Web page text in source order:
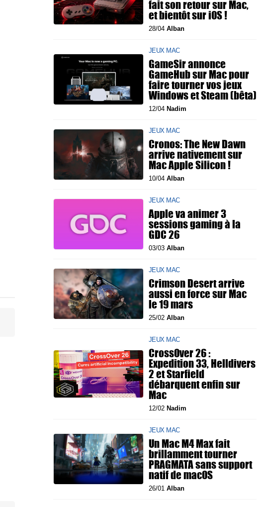
fait son retour sur Mac,
et bientôt sur iOS !
28/04 Alban
JEUX MAC
GameSir annonce
GameHub sur Mac pour
faire tourner vos jeux
Windows et Steam (bêta)
12/04 Nadim
JEUX MAC
Cronos: The New Dawn
arrive nativement sur
Mac Apple Silicon !
10/04 Alban
JEUX MAC
Apple va animer 3
sessions gaming à la
GDC 26
03/03 Alban
JEUX MAC
Crimson Desert arrive
aussi en force sur Mac
le 19 mars
25/02 Alban
JEUX MAC
CrossOver 26 :
Expedition 33, Helldivers
2 et Starfield
débarquent enfin sur
Mac
12/02 Nadim
JEUX MAC
Un Mac M4 Max fait
brillamment tourner
PRAGMATA sans support
natif de macOS
26/01 Alban